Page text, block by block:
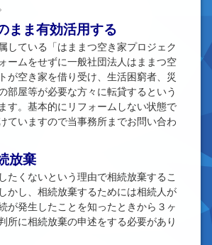
ま有効活用する
している「はままつ空き家プロジェク
ームをせずに一般社団法人はままつ空
が空き家を借り受け、生活困窮者、災
部屋等が必要な方々に転貸するという
す。基本的にリフォームしない状態で
ていますので当事務所までお問い合わ
放棄
たくないという理由で相続放棄するこ
かし、相続放棄するためには相続人が
が発生したことを知ったときから３ヶ
所に相続放棄の申述をする必要があり